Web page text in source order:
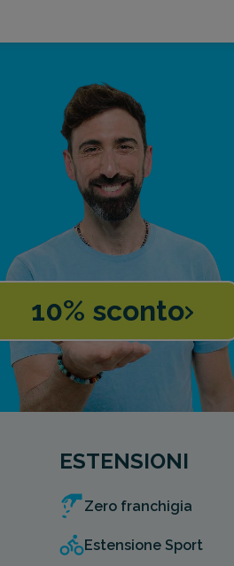
10% sconto
ESTENSIONI
Zero franchigia
Estensione Sport